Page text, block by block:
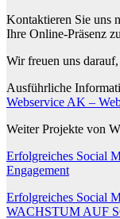
Kontaktieren Sie uns
Ihre Online-Präsenz
Wir freuen uns
Ausführliche
Webservice AK –
Weiter Projekte von
Erfolgreiches Social
Engagement
Erfolgreiches Social
WACHSTUM AUF